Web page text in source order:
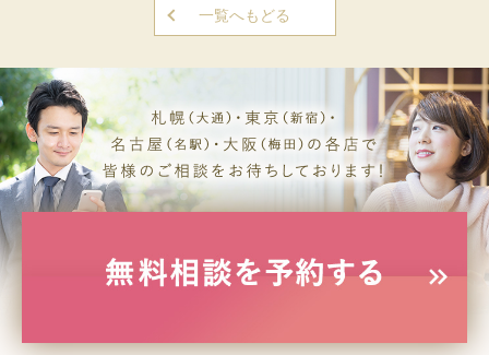
一覧へもどる